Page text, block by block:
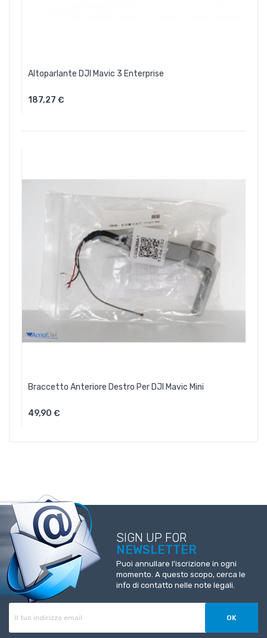
Altoparlante DJI Mavic 3 Enterprise
187,27 €Aggiungi Al Carrello
Braccetto Anteriore Destro Per DJI Mavic Mini
49,90 €Aggiungi Al Carrello
SIGN UP FOR
NEWSLETTER
Puoi annullare l'iscrizione in ogni
momento. A questo scopo, cerca le
info di contatto nelle note legali.